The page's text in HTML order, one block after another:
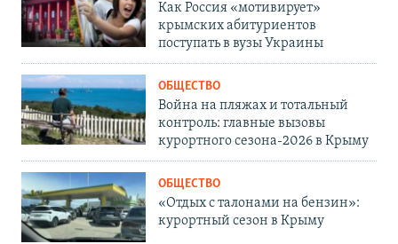
Как Россия «мотивирует»
крымских абитуриентов
поступать в вузы Украины
ОБЩЕСТВО
Война на пляжах и тотальный
контроль: главные вызовы
курортного сезона-2026 в Крыму
ОБЩЕСТВО
«Отдых с талонами на бензин»:
курортный сезон в Крыму